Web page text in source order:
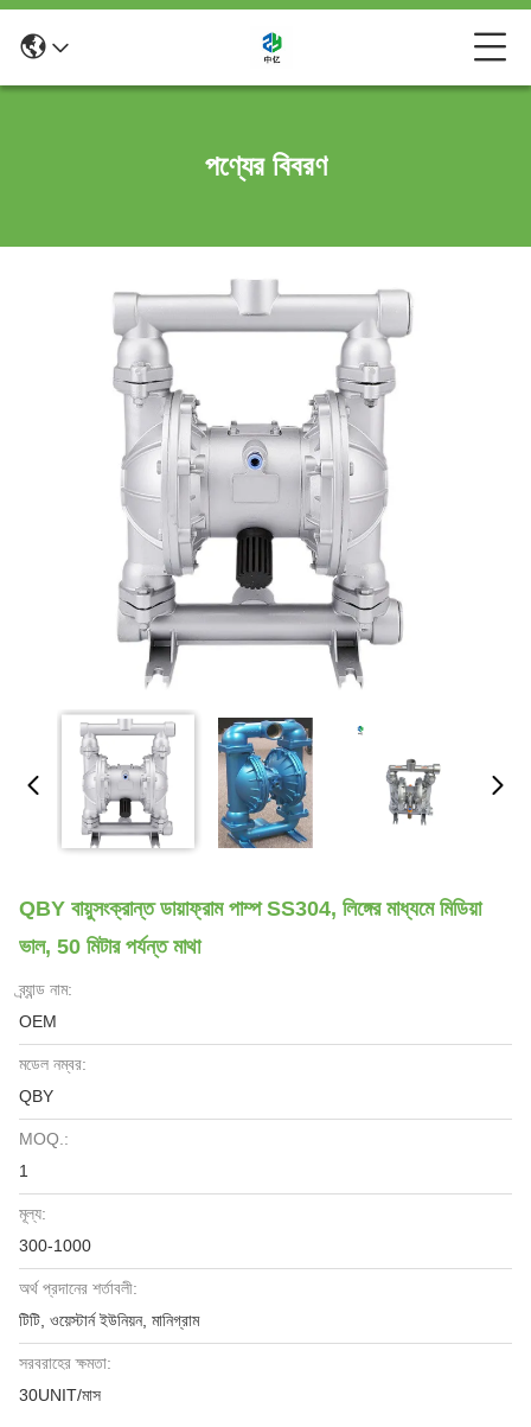
পণ্যের বিবরণ
QBY বায়ুসংক্রান্ত ডায়াফ্রাম পাম্প SS304, লিঙ্গের মাধ্যমে মিডিয়া
ভাল, 50 মিটার পর্যন্ত মাথা
ব্র্যান্ড নাম:
OEM
মডেল নম্বর:
QBY
MOQ.:
1
মূল্য:
300-1000
অর্থ প্রদানের শর্তাবলী:
টিটি, ওয়েস্টার্ন ইউনিয়ন, মানিগ্রাম
সরবরাহের ক্ষমতা:
30UNIT/মাস